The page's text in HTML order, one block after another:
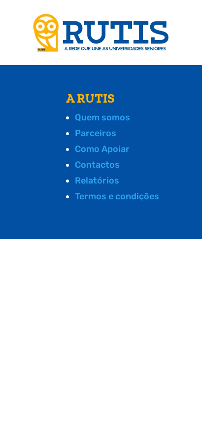
A RUTIS
Quem somos
Parceiros
Como Apoiar
Contactos
Relatórios
Termos e condições